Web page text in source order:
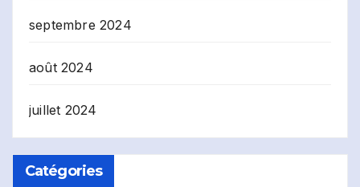
septembre 2024
août 2024
juillet 2024
Catégories